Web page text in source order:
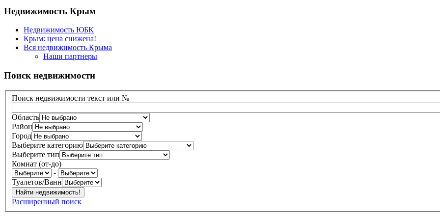
Недвижимость Крым
Недвижимость ЮБК
Крым: цена снижена!
Вся недвижимость Крыма
Наши партнеры
Поиск недвижимости
Поиск недвижимости текст или №
Область
Район
Город
Выберите категорию
Выберите тип
Комнат (от-до)
-
Туалетов/Ванн
Расширенный поиск